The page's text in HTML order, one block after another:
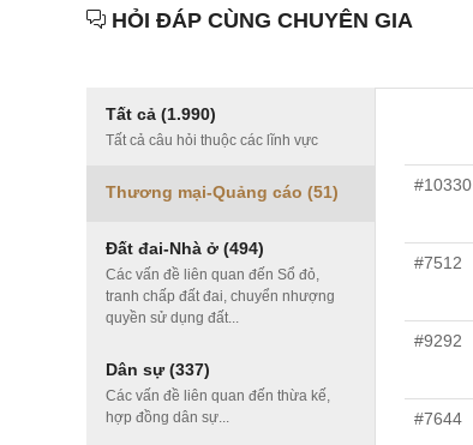
HỎI ĐÁP CÙNG CHUYÊN GIA
Tất cả (1.990)
Tất cả câu hỏi thuộc các lĩnh vực
Thương mại-Quảng cáo (51)
Đất đai-Nhà ở (494)
Các vấn đề liên quan đến Sổ đỏ,
tranh chấp đất đai, chuyển nhượng
quyền sử dụng đất...
Dân sự(337)
Các vấn đề liên quan đến thừa kế,
hợp đồng dân sự...
#10330
#7512
#9292
#7644